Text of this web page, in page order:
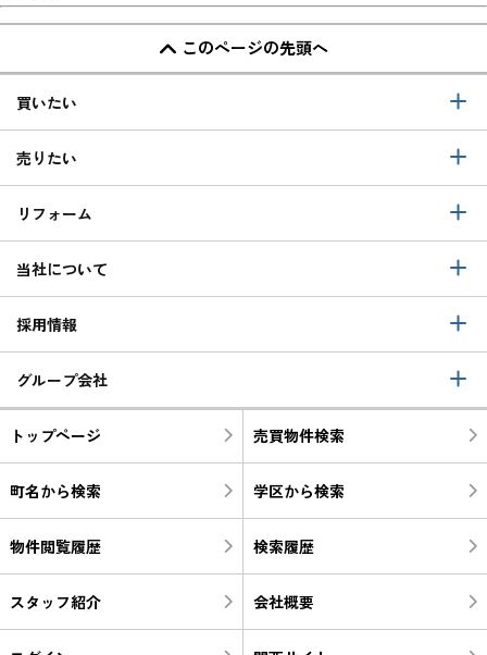
このページの先頭へ
買いたい
売りたい
リフォーム
当社について
採用情報
グループ会社
トップページ 売買物件検索
町名から検索 学区から検索
物件閲覧履歴 検索履歴
スタッフ紹介 会社概要